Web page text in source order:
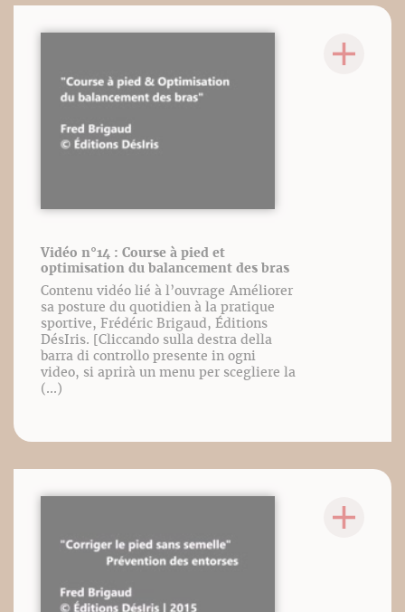
Vidéo n°14 : Course à pied et
optimisation du balancement des bras
Contenu vidéo lié à l’ouvrage Améliorer
sa posture du quotidien à la pratique
sportive, Frédéric Brigaud, Éditions
DésIris. [Cliccando sulla destra della
barra di controllo presente in ogni
video, si aprirà un menu per scegliere la
(...)